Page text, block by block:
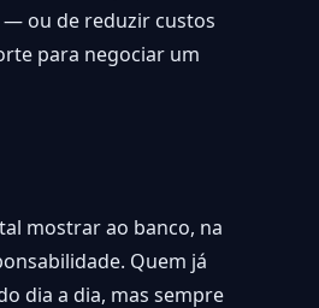
— ou de reduzir custos
para negociar um
mostrar ao banco, na
Quem já
dia a dia, mas sempre